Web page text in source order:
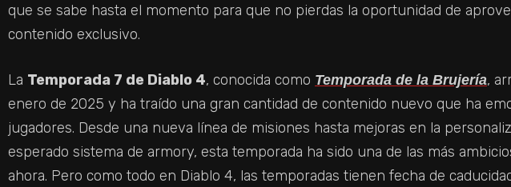
que se sabe hasta el momento para que no pierdas la oportunidad de
contenido exclusivo.
La Temporada 7 de Diablo 4, conocida como Temporada de la Brujería,
enero de 2025 y ha traído una gran cantidad de contenido nuevo que ha
jugadores. Desde una nueva línea de misiones hasta mejoras en la
esperado sistema de armory, esta temporada ha sido una de las más
ahora. Pero como todo en Diablo 4, las temporadas tienen fecha de